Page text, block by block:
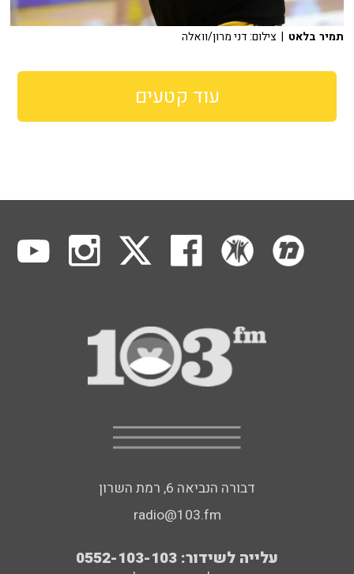
תמיר בלאט | צילום: דני מרון/וואלה
עוד קטעים
דבורה הנביאה 6, רמת השרון
radio@103.fm
עלייה לשידור: 0552-103-103